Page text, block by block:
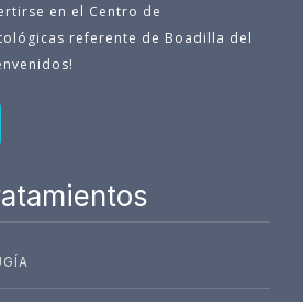
en el Centro de
referente de Boadilla del